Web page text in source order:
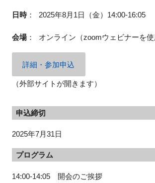
日時： 2025年8月1日（金）14:00-16:05
会場： オンライン（zoomウェビナーを使
詳細・参加申込
（外部サイトが開きます）
申込締切
2025年7月31日
プログラム
14:00-14:05 開会のご挨拶